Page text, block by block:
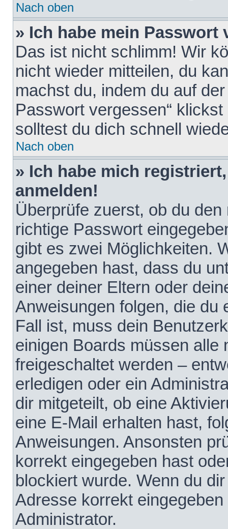
Nach oben
» Ich habe mein Passwort
Das ist nicht schlimm! Wir
nicht wieder mitteilen, du
machst du, indem du auf
Passwort vergessen“
solltest du dich schnell
Nach oben
» Ich habe mich
anmelden!
Überprüfe zuerst, ob du
richtige Passwort
gibt es zwei Möglichkeiten.
angegeben hast, dass du
einer deiner Eltern oder
Anweisungen folgen, die du
Fall ist, muss dein
einigen Boards müssen alle
freigeschaltet werden –
erledigen oder ein
dir mitgeteilt, ob eine
eine E-Mail erhalten hast,
Anweisungen. Ansonsten
korrekt eingegeben hast
blockiert wurde. Wenn du
Adresse korrekt
Administrator.